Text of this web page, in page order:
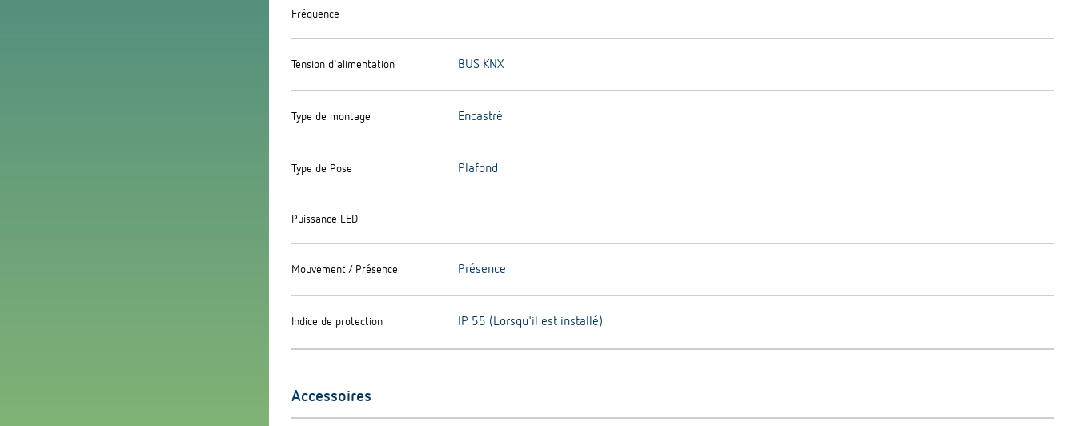
Fréquence
Tension d'alimentation BUS KNX
Type de montage Encastré
Type de Pose Plafond
Puissance LED
Mouvement / Présence Présence
Indice de protection IP 55 (Lorsqu'il est installé)
Accessoires